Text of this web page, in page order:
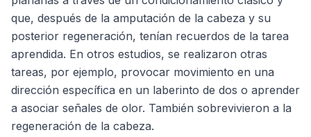
que, después de la amputación de la cabeza y su
posterior regeneración, tenían recuerdos de la tarea
aprendida. En otros estudios, se realizaron otras
tareas, por ejemplo, provocar movimiento en una
dirección específica en un laberinto de dos o aprender
a asociar señales de olor. También sobrevivieron a la
regeneración de la cabeza.